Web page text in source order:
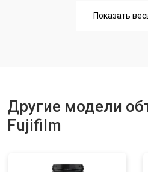
Показать
Другие модели
Fujifilm